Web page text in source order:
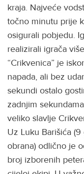
kraja. Najveće
točno minutu prije
osigurali pobjedu.
realizirali igrača
“Crikvenica” je
napada, ali bez
sekundi ostalo
zadnjim
veliko slavlje
Uz Luku Barišića
obrana) odlično je
broj izborenih